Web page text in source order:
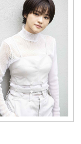
家としてのキャリア